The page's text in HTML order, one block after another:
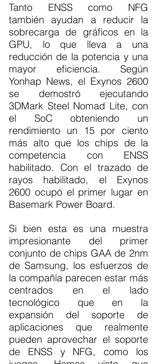
Tanto ENSS como NFG
también ayudan a reducir la
sobrecarga de gráficos en la
GPU, lo que lleva a una
reducción de la potencia y una
mayor eficiencia. Según
Yonhap News, el Exynos 2600
se demostró ejecutando
3DMark Steel Nomad Lite, con
el SoC obteniendo un
rendimiento un 15 por ciento
más alto que los chips de la
competencia con ENSS
habilitado. Con el trazado de
rayos habilitado, el Exynos
2600 ocupó el primer lugar en
Basemark Power Board.
Si bien esta es una muestra
impresionante del primer
conjunto de chips GAA de 2nm
de Samsung, los esfuerzos de
la compañía parecen estar más
centrados en el lado
tecnológico que en la
expansión del soporte de
aplicaciones que realmente
pueden aprovechar el soporte
de ENSS y NFG, como los